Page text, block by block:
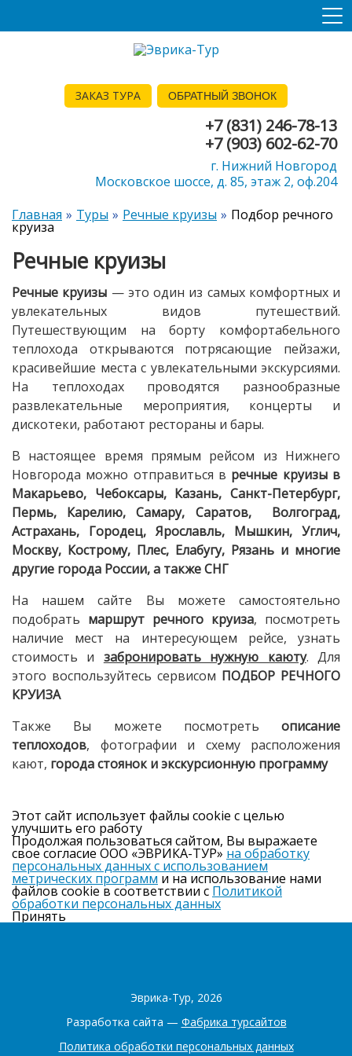
ЗАКАЗ ТУРА ОБРАТНЫЙ ЗВОНОК
+7 (831) 246-78-13
+7 (903) 602-62-70
г. Нижний Новгород
Московское шоссе, д. 85, этаж 2, оф.204
Главная
Туры Речные круизы Подбор речного
круиза
Речные круизы
Речные круизы — это один из самых комфортных и
увлекательных видов путешествий.
Путешествующим на борту комфортабельного
теплохода открываются потрясающие пейзажи,
красивейшие места с увлекательными экскурсиями.
На теплоходах проводятся разнообразные
развлекательные мероприятия, концерты и
дискотеки, работают рестораны и бары.
В настоящее время прямым рейсом из Нижнего
Новгорода можно отправиться в речные круизы в
Макарьево, Чебоксары, Казань, Санкт-Петербург,
Пермь, Карелию, Самару, Саратов, Волгоград,
Астрахань, Городец, Ярославль, Мышкин, Углич,
Москву, Кострому, Плес, Елабугу, Рязань и многие
другие города России, а также СНГ
На нашем сайте Вы можете самостоятельно
подобрать маршрут речного круиза, посмотреть
наличие мест на интересующем рейсе, узнать
стоимость и забронировать нужную каюту. Для
этого воспользуйтесь сервисом ПОДБОР РЕЧНОГО
КРУИЗА
Также Вы можете посмотреть описание
теплоходов, фотографии и схему расположения
кают, города стоянок и экскурсионную программу
Этот сайт использует файлы cookie с целью
улучшить его работу
Продолжая пользоваться сайтом, Вы выражаете
свое согласие ООО «ЭВРИКА-ТУР» на обработку
персональных данных с использованием
метрических программ и на использование нами
файлов cookie в соответствии с Политикой
обработки персональных данных
Принять
Эврика-Тур, 2026
Разработка сайта — Фабрика турсайтов
Политика обработки персональных данных